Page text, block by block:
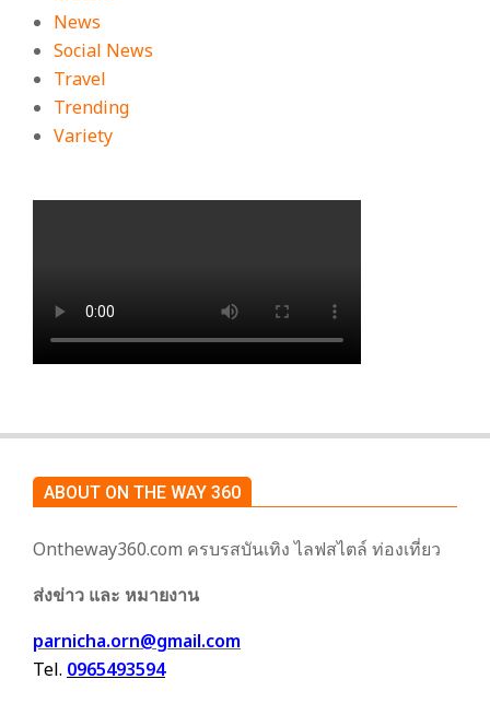
News
Social News
Travel
Trending
Variety
ABOUT ON THE WAY 360
Ontheway360.com ครบรสบันเทิง ไลฟสไตล์ ท่องเที่ยว
ส่งข่าว และ หมายงาน
parnicha.orn@gmail.com
Tel. 0965493594